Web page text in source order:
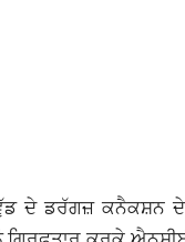
ਦੇ ਡਰੱਗਜ਼